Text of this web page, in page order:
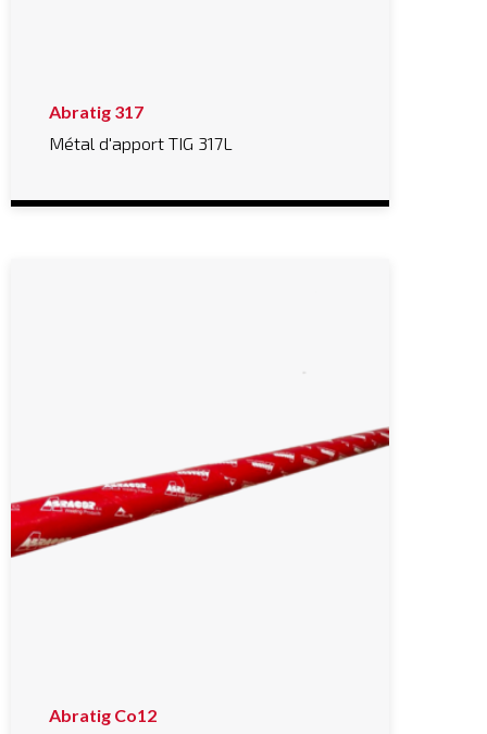
Abratig 317
Métal d'apport TIG 317L
Abratig Co12